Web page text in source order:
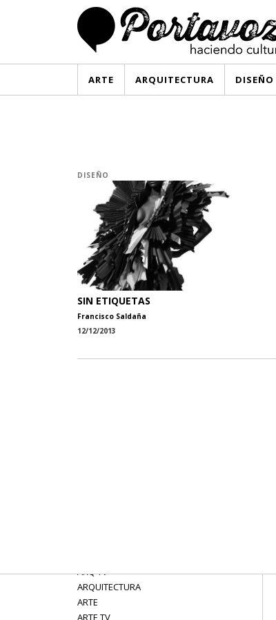
ARTE ARQUITECTURA DISEÑO
DISEÑO
SIN ETIQUETAS
Francisco Saldaña
12/12/2013
ARQ TV
ARQUITECTURA
ARTE
ARTE TV